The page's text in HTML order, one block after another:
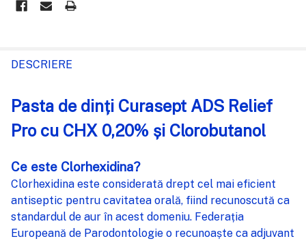
CUMPARATE
SELECTEAZĂ
TOT
ADAUGĂ
ÎN COȘ
DESCRIERE
Pasta de dinți Curasept ADS Relief
Pro cu CHX 0,20% și Clorobutanol
Ce este Clorhexidina?
Clorhexidina este considerată drept cel mai eficient
antiseptic pentru cavitatea orală, fiind recunoscută ca
standardul de aur în acest domeniu. Federația
Europeană de Parodontologie o recunoaște ca adjuvant